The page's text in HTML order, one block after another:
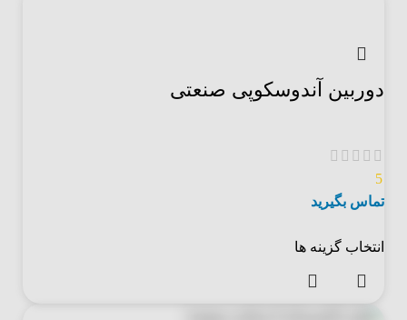
دوربین آندوسکوپی صنعتی
5
تماس بگیرید
انتخاب گزینه ها